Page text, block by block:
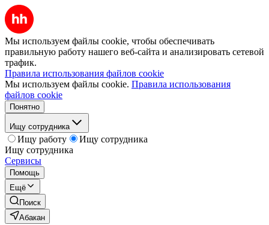
Мы используем файлы cookie, чтобы обеспечивать
правильную работу нашего веб-сайта и анализировать сетевой
трафик.
Правила использования файлов cookie
Мы используем файлы cookie. Правила использования
файлов cookie
Понятно
Ищу сотрудника
Ищу работу
Ищу сотрудника
Ищу сотрудника
Сервисы
Помощь
Ещё
Поиск
Абакан